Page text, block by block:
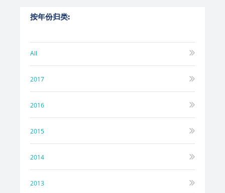
按年份归类:
All
2017
2016
2015
2014
2013